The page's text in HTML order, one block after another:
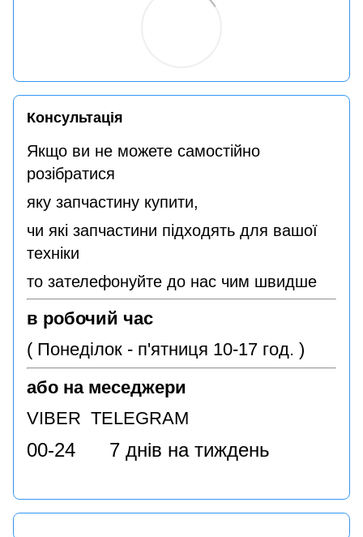
Консультація
Якщо ви не можете самостійно
розібратися
яку запчастину купити,
чи які запчастини підходять для вашої
техніки
то зателефонуйте до нас чим швидше
в робочий час
( Понеділок - п'ятниця 10-17 год. )
або на меседжери
VIBER TELEGRAM
00-24 7 днів на тиждень